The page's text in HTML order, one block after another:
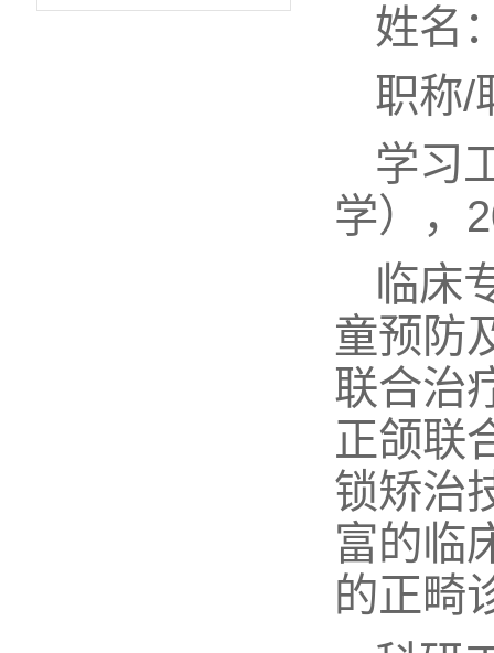
姓名
职称/
学习
学），
临床
童预防
联合治
正颌联
锁矫治
富的临
的正畸